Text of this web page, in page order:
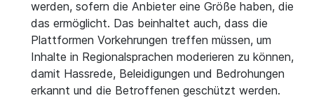
werden, sofern die Anbieter eine Größe haben, die
das ermöglicht. Das beinhaltet auch, dass die
Plattformen Vorkehrungen treffen müssen, um
Inhalte in Regionalsprachen moderieren zu können,
damit Hassrede, Beleidigungen und Bedrohungen
erkannt und die Betroffenen geschützt werden.